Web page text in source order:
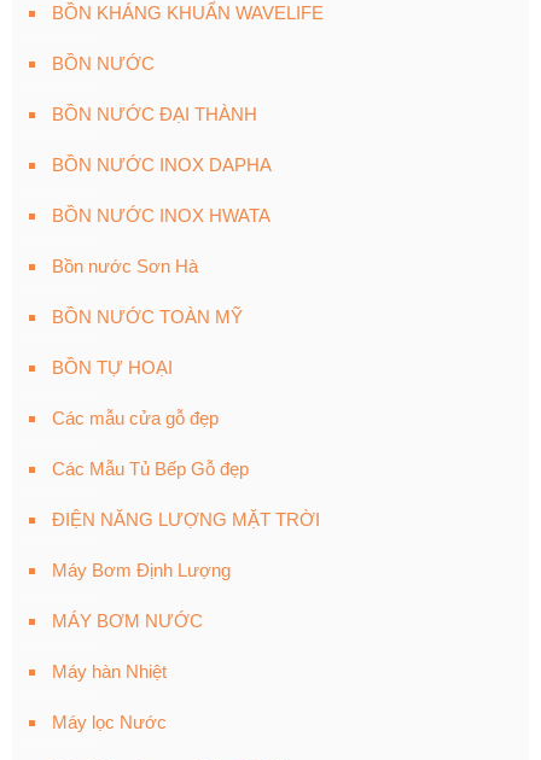
BỒN KHÁNG KHUẨN WAVELIFE
BỒN NƯỚC
BỒN NƯỚC ĐẠI THÀNH
BỒN NƯỚC INOX DAPHA
BỒN NƯỚC INOX HWATA
Bồn nước Sơn Hà
BỒN NƯỚC TOÀN MỸ
BỒN TỰ HOẠI
Các mẫu cửa gỗ đẹp
Các Mẫu Tủ Bếp Gỗ đẹp
ĐIỆN NĂNG LƯỢNG MẶT TRỜI
Máy Bơm Định Lượng
MÁY BƠM NƯỚC
Máy hàn Nhiệt
Máy lọc Nước